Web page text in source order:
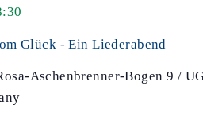
Glück - Ein Liederabend
Aschenbrenner-Bogen 9 /